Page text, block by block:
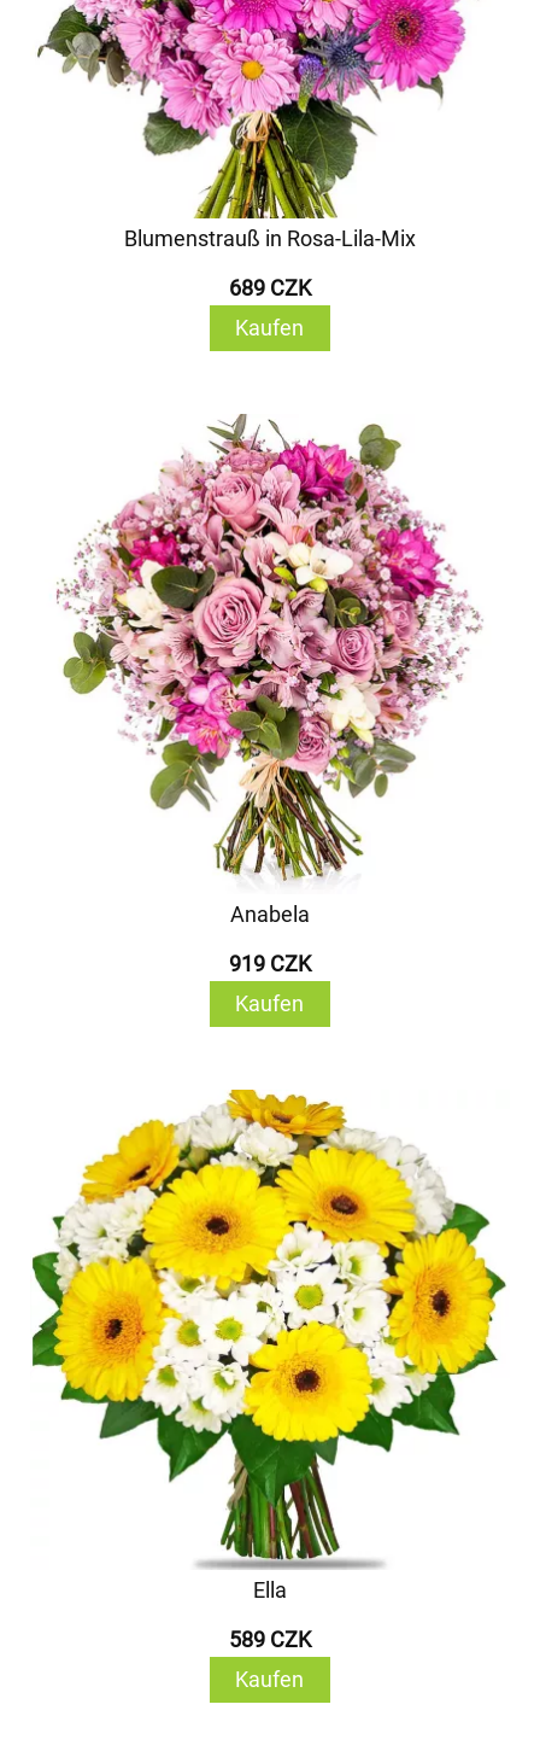
Blumenstrauß in Rosa-Lila-Mix
689 CZK
Kaufen
Anabela
919 CZK
Kaufen
Ella
589 CZK
Kaufen